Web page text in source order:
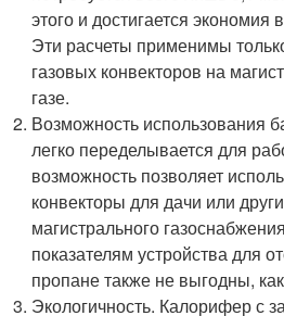
этого и достигается экономия
Эти расчеты применимы
газовых конвекторов на
газе.
Возможность использования
легко переделывается для
возможность позволяет
конвекторы для дачи или
магистрального
показателям устройства для
пропане также не выгодны,
Экологичность. Калорифер с